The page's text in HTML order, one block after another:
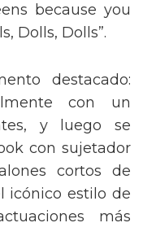
because you
Dolls, Dolls”.
destacado:
con un
y luego se
con sujetador
cortos de
icónico estilo de
más